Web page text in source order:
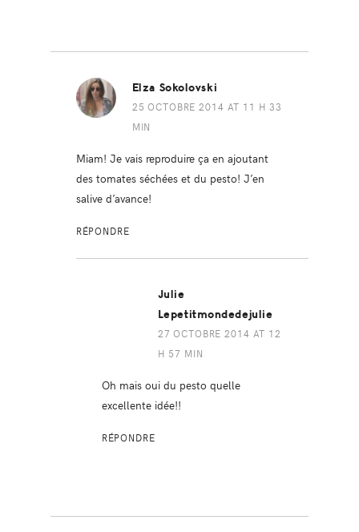
Elza Sokolovski
25 OCTOBRE 2014 AT 11 H 33
MIN
Miam! Je vais reproduire ça en ajoutant
des tomates séchées et du pesto! J’en
salive d’avance!
RÉPONDRE
Julie
Lepetitmondedejulie
27 OCTOBRE 2014 AT 12
H 57 MIN
Oh mais oui du pesto quelle
excellente idée!!
RÉPONDRE